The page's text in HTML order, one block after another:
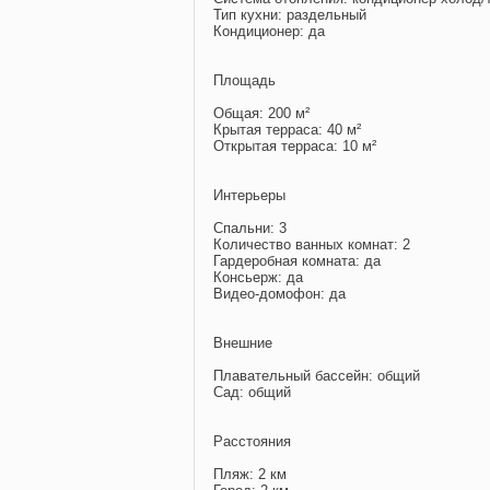
Тип кухни: раздельный
Кондиционер: да
Площадь
Общая: 200 м²
Крытая терраса: 40 м²
Открытая терраса: 10 м²
Интерьеры
Спальни: 3
Количество ванных комнат: 2
Гардеробная комната: да
Консьерж: да
Видео-домофон: да
Внешние
Плавательный бассейн: общий
Сад: общий
Расстояния
Пляж: 2 км